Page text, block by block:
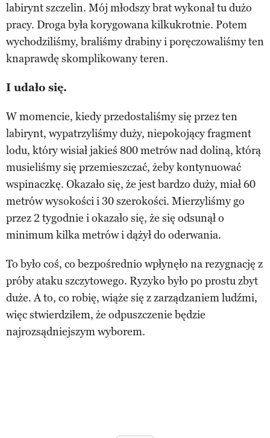
labirynt szczelin. Mój młodszy brat wykonał tu dużo
pracy. Droga była korygowana kilkukrotnie. Potem
wychodziliśmy, braliśmy drabiny i poręczowaliśmy ten
knaprawdę skomplikowany teren.
I udało się.
W momencie, kiedy przedostaliśmy się przez ten
labirynt, wypatrzyliśmy duży, niepokojący fragment
lodu, który wisiał jakieś 800 metrów nad doliną, którą
musieliśmy się przemieszczać, żeby kontynuować
wspinaczkę. Okazało się, że jest bardzo duży, miał 60
metrów wysokości i 30 szerokości. Mierzyliśmy go
przez 2 tygodnie i okazało się, że się odsunął o
minimum kilka metrów i dążył do oderwania.
To było coś, co bezpośrednio wpłynęło na rezygnację z
próby ataku szczytowego. Ryzyko było po prostu zbyt
duże. A to, co robię, wiąże się z zarządzaniem ludźmi,
więc stwierdziłem, że odpuszczenie będzie
najrozsądniejszym wyborem.